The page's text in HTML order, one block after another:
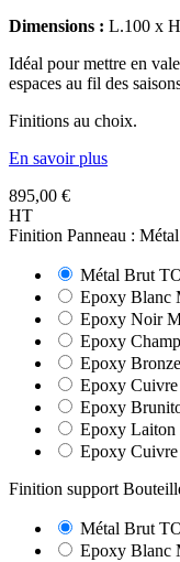
Dimensions : L.100 x
Idéal pour mettre en
espaces au fil des
Finitions au choix.
En savoir plus
895,00 €
HT
Finition Panneau :
Métal Brut
Epoxy Blanc
Epoxy Noir
Epoxy
Epoxy
Epoxy
Epoxy
Epoxy Laiton
Epoxy
Finition support
Métal Brut
Epoxy Blanc